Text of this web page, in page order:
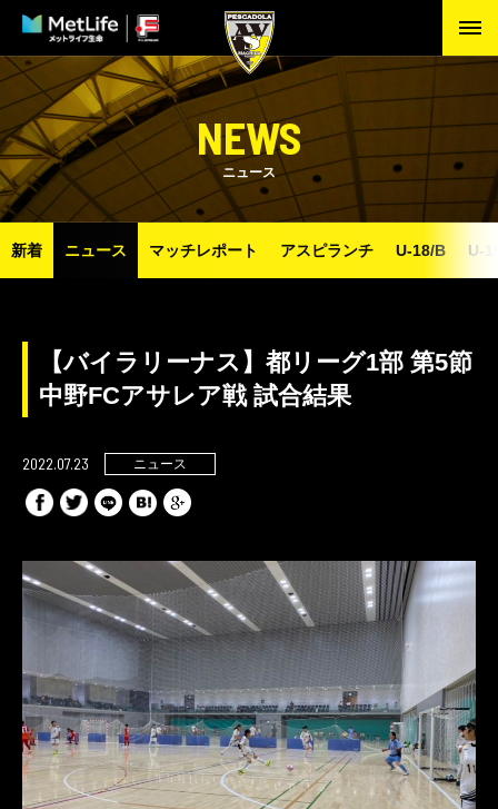
NEWS
ニュース
新着 ニュース マッチレポート アスピランチ U-18/B U-
【バイラリーナス】都リーグ1部 第5節
中野FCアサレア戦 試合結果
2022.07.23 ニュース